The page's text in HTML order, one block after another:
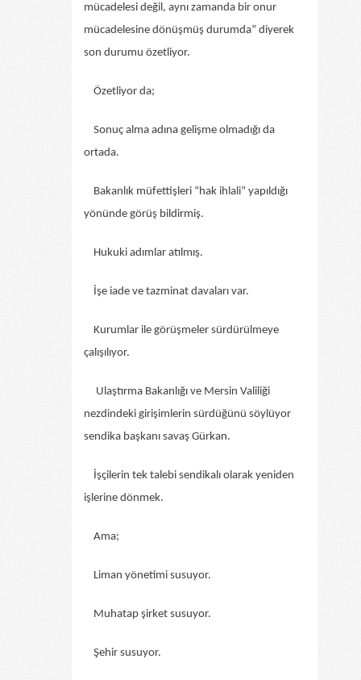
mücadelesi değil, aynı zamanda bir onur
mücadelesine dönüşmüş durumda” diyerek
son durumu özetliyor.
Özetliyor da;
Sonuç alma adına gelişme olmadığı da
ortada.
Bakanlık müfettişleri “hak ihlali” yapıldığı
yönünde görüş bildirmiş.
Hukuki adımlar atılmış.
İşe iade ve tazminat davaları var.
Kurumlar ile görüşmeler sürdürülmeye
çalışılıyor.
Ulaştırma Bakanlığı ve Mersin Valiliği
nezdindeki girişimlerin sürdüğünü söylüyor
sendika başkanı savaş Gürkan.
İşçilerin tek talebi sendikalı olarak yeniden
işlerine dönmek.
Ama;
Liman yönetimi susuyor.
Muhatap şirket susuyor.
Şehir susuyor.